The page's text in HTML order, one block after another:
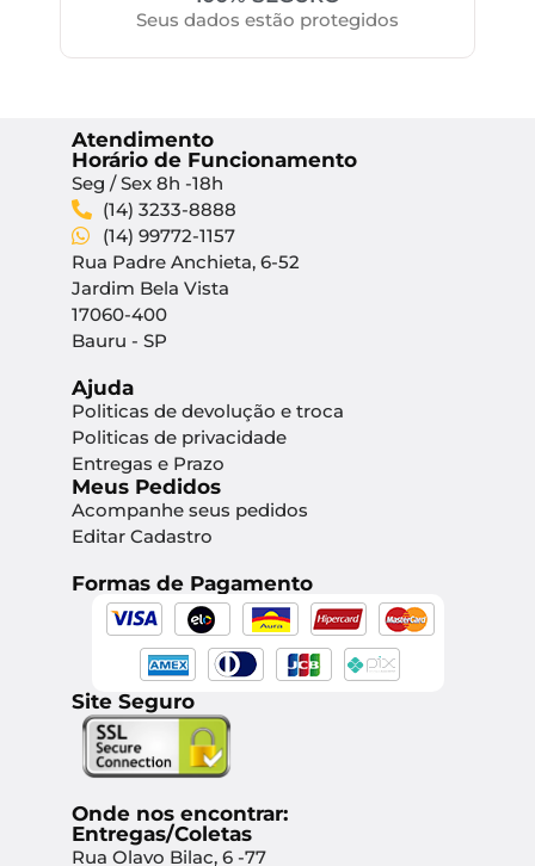
Seus dados estão protegidos
Atendimento
Horário de Funcionamento
Seg / Sex 8h -18h
(14) 3233-8888
(14) 99772-1157
Rua Padre Anchieta, 6-52
Jardim Bela Vista
17060-400
Bauru - SP
Ajuda
Politicas de devolução e troca
Politicas de privacidade
Entregas e Prazo
Meus Pedidos
Acompanhe seus pedidos
Editar Cadastro
Formas de Pagamento
Site Seguro
Onde nos encontrar:
Entregas/Coletas
Rua Olavo Bilac, 6 -77